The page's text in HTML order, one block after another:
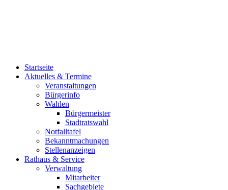
Startseite
Aktuelles & Termine
Veranstaltungen
Bürgerinfo
Wahlen
Bürgermeister
Stadtratswahl
Notfalltafel
Bekanntmachungen
Stellenanzeigen
Rathaus & Service
Verwaltung
Mitarbeiter
Sachgebiete